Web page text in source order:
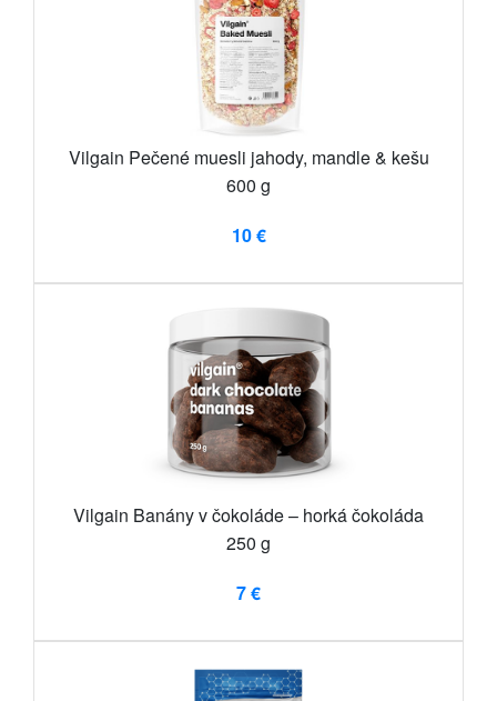
Vilgain Pečené muesli jahody, mandle & kešu
600 g
10 €
Vilgain Banány v čokoláde – horká čokoláda
250 g
7 €